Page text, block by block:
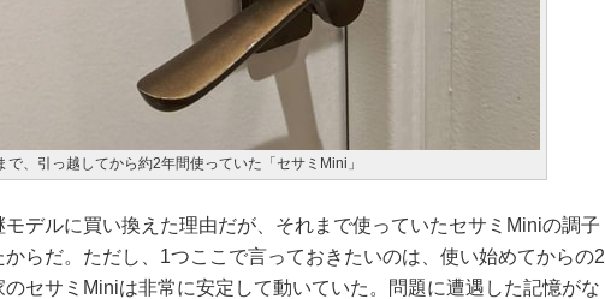
で、引っ越してから約2年間使っていた「セサミMini」
デルに買い換えた理由だが、それまで使っていたセサミMiniの調子
からだ。ただし、1つここで言っておきたいのは、使い始めてからの2
のセサミMiniは非常に安定して動いていた。問題に遭遇した記憶がな